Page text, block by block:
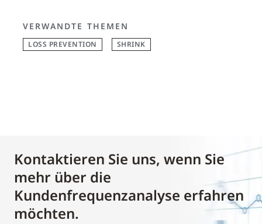
VERWANDTE THEMEN
LOSS PREVENTION SHRINK
Kontaktieren Sie uns, wenn Sie
mehr über die
Kundenfrequenzanalyse erfahren
möchten.